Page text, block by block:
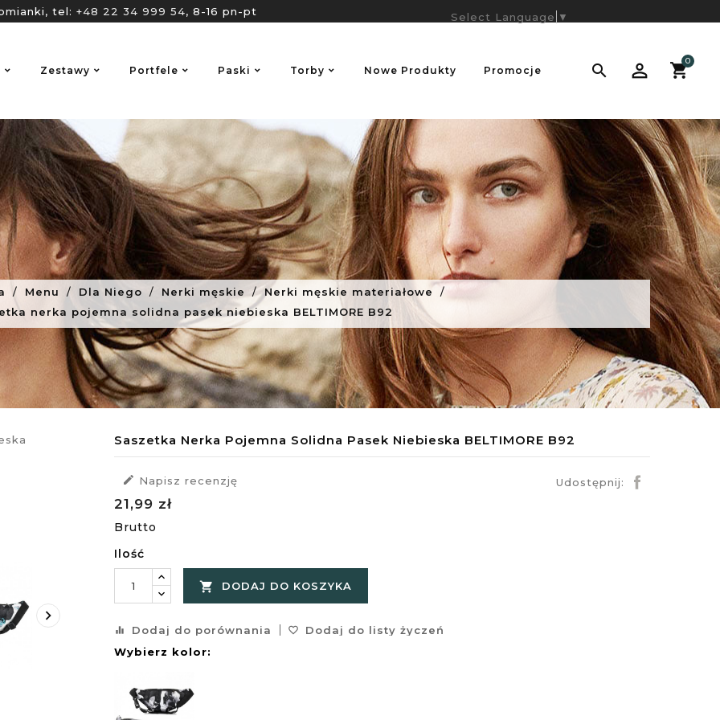
tel: +48 22 34 999 54, 8-16 pn-pt
0

Zestawy Portfele Paski Torby Nowe Produkty Promocje
Select Language ▼
Menu Dla Niego Nerki męskie
Nerki męskie materiałowe
nerka pojemna solidna pasek niebieska BELTIMORE B92

Saszetka Nerka Pojemna Solidna Pasek Niebieska BELTIMORE B92
 Napisz recenzję Udostępnij:
21,99 zł
Brutto
Ilość
 DODAJ DO KOSZYKA
equalizer Dodaj do porównania favorite_border
Dodaj do listy życzeń
Wybierz kolor: